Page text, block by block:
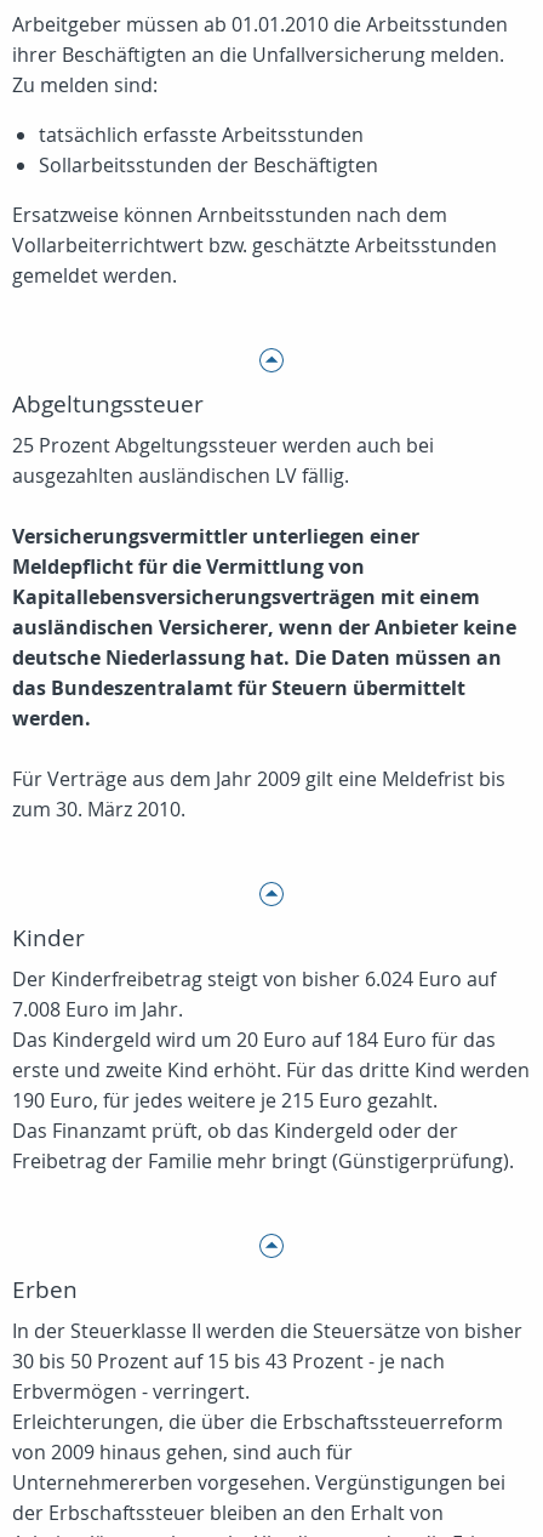
Arbeitgeber müssen ab 01.01.2010 die Arbeitsstunden
ihrer Beschäftigten an die Unfallversicherung melden.
Zu melden sind:
tatsächlich erfasste Arbeitsstunden
Sollarbeitsstunden der Beschäftigten
Ersatzweise können Arnbeitsstunden nach dem
Vollarbeiterrichtwert bzw. geschätzte Arbeitsstunden
gemeldet werden.
Abgeltungssteuer
25 Prozent Abgeltungssteuer werden auch bei
ausgezahlten ausländischen LV fällig.
Versicherungsvermittler unterliegen einer
Meldepflicht für die Vermittlung von
Kapitallebensversicherungsverträgen mit einem
ausländischen Versicherer, wenn der Anbieter keine
deutsche Niederlassung hat. Die Daten müssen an
das Bundeszentralamt für Steuern übermittelt
werden.
Für Verträge aus dem Jahr 2009 gilt eine Meldefrist bis
zum 30. März 2010.
Kinder
Der Kinderfreibetrag steigt von bisher 6.024 Euro auf
7.008 Euro im Jahr.
Das Kindergeld wird um 20 Euro auf 184 Euro für das
erste und zweite Kind erhöht. Für das dritte Kind werden
190 Euro, für jedes weitere je 215 Euro gezahlt.
Das Finanzamt prüft, ob das Kindergeld oder der
Freibetrag der Familie mehr bringt (Günstigerprüfung).
Erben
In der Steuerklasse II werden die Steuersätze von bisher
30 bis 50 Prozent auf 15 bis 43 Prozent - je nach
Erbvermögen - verringert.
Erleichterungen, die über die Erbschaftssteuerreform
von 2009 hinaus gehen, sind auch für
Unternehmererben vorgesehen. Vergünstigungen bei
der Erbschaftssteuer bleiben an den Erhalt von